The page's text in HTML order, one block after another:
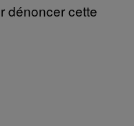
dénoncer cette